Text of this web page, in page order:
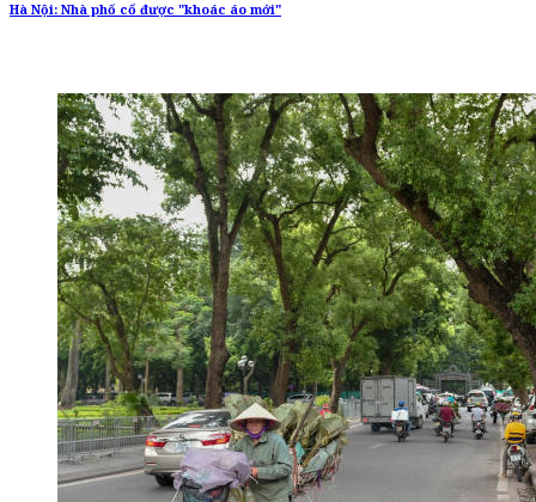
Hà Nội: Nhà phố cổ được "khoác áo mới"